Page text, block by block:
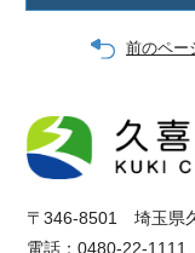
前のペー
〒346-8501 埼玉県
電話：0480-22-1111